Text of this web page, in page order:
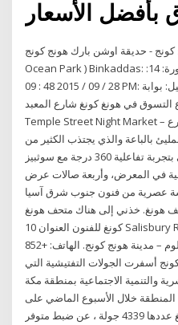
- حديقة اوشن بارك هونج كونج (
Ocean Park ) Binkaddas: ركـــــن الــتــقـــاريــر الــمــصــورة: 14:
28 / 09 / 2015 48 : 09 PM: الصين & هونج كونج: الامير الجميل: بوابة
في هونغ كونغ شارع المعبد
Temple Street Night Market – شارع المعبد هو واحدة من شوارع
بالباعة والذي يجتذب الكثير من
الزوار . إذا كان لديك الوقت احظى بتجربة تفاعلية 360 درجة مع سوثبيز
في المعرض، وأربعة صالات عرض
عصرية من فنون جنوب شرق آسيا
هونغ. خذني إلى هناك متحف هونغ
كونغ للفنون العنوان 10 Salisbury Road, Tsim Sha Tsui, Kowloon
الموقع العنوان:17 طريق متحف العلوم – مدينة هونج كونج. الهاتف: +852
كونج أسفرت الجولات التفتيشية التي
والتنمية الاجتماعية بمنطقة مكة
المنطقة خلال الأسبوع الماضي على
المنشآت التجارية بالمنطقة البالغ عددها 4339 جولة ، عن ضبط متوفر